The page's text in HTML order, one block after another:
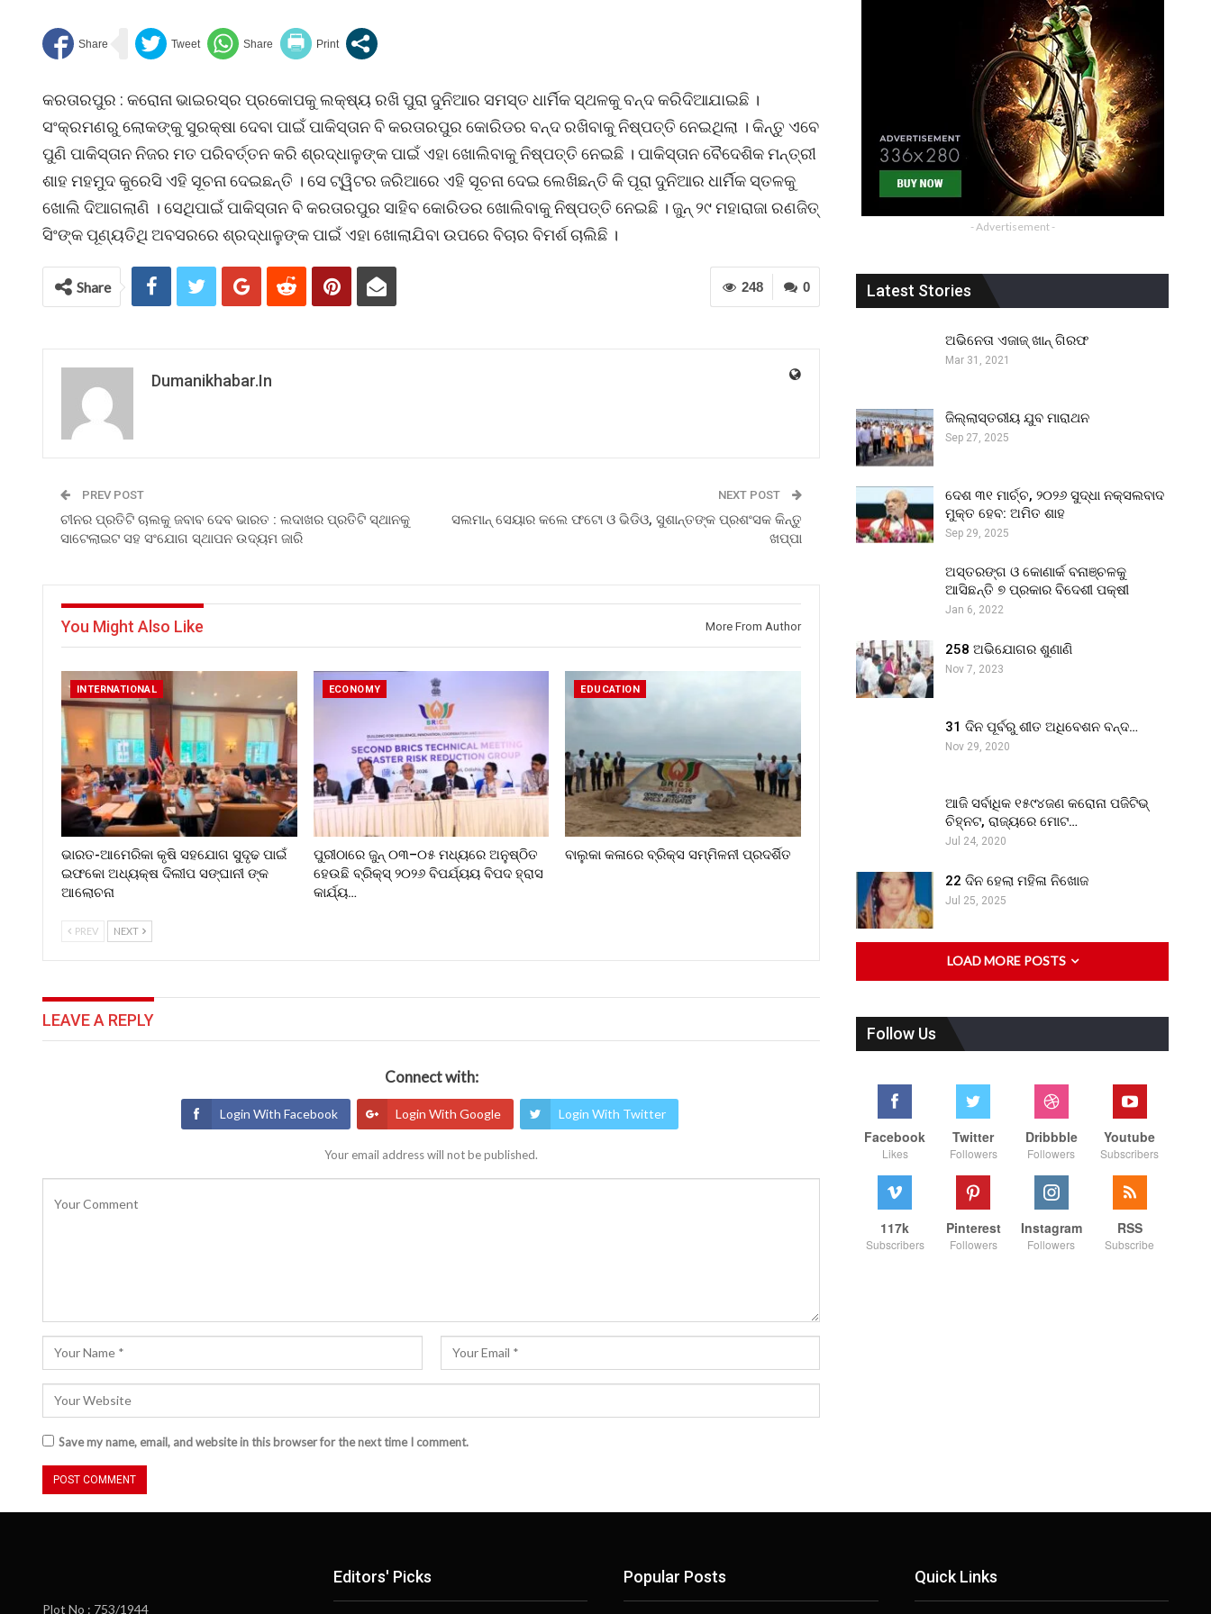
କରତାରପୁର : କରୋନା ଭାଇରସ୍ର ପ୍ରକୋପକୁ ଲକ୍ଷ୍ୟ ରଖି ପୁରା ଦୁନିଆର ସମସ୍ତ ଧାର୍ମିକ ସ୍ଥଳକୁ ବନ୍ଦ କରିଦିଆଯାଇଛି ।
ସଂକ୍ରମଣରୁ ଲୋକଙ୍କୁ ସୁରକ୍ଷା ଦେବା ପାଇଁ ପାକିସ୍ତାନ ବି କରତାରପୁର କୋରିଡର ବନ୍ଦ ରଖିବାକୁ ନିଷ୍ପତ୍ତି ନେଇଥିଲା । କିନ୍ତୁ ଏବେ
ପୁଣି ପାକିସ୍ତାନ ନିଜର ମତ ପରିବର୍ତ୍ତନ କରି ଶ୍ରଦ୍ଧାଳୁଙ୍କ ପାଇଁ ଏହା ଖୋଲିବାକୁ ନିଷ୍ପତ୍ତି ନେଇଛି । ପାକିସ୍ତାନ ବୈଦେଶିକ ମନ୍ତ୍ରୀ
ଶାହ ମହମୁଦ କୁରେସି ଏହି ସୂଚନା ଦେଇଛନ୍ତି । ସେ ଟ୍ୱିଟର ଜରିଆରେ ଏହି ସୂଚନା ଦେଇ ଲେଖିଛନ୍ତି କି ପୂରା ଦୁନିଆର ଧାର୍ମିକ ସ୍ତଳକୁ
ଖୋଲି ଦିଆଗଲାଣି । ସେଥିପାଇଁ ପାକିସ୍ତାନ ବି କରତାରପୁର ସାହିବ କୋରିଡର ଖୋଲିବାକୁ ନିଷ୍ପତ୍ତି ନେଇଛି । ଜୁନ୍ ୨୯ ମହାରାଜା ରଣଜିତ୍
ସିଂଙ୍କ ପୂଣ୍ୟତିଥି ଅବସରରେ ଶ୍ରଦ୍ଧାଳୁଙ୍କ ପାଇଁ ଏହା ଖୋଲାଯିବା ଉପରେ ବିଚାର ବିମର୍ଶ ଚାଲିଛି ।
0
248
Share
Dumanikhabar.in
PREV POST
ଚୀନର ପ୍ରତିଟି ଚାଲକୁ ଜବାବ ଦେବ ଭାରତ : ଲଦାଖର ପ୍ରତିଟି ସ୍ଥାନକୁ
ସାଟେଲାଇଟ ସହ ସଂଯୋଗ ସ୍ଥାପନ ଉଦ୍ୟମ ଜାରି
NEXT POST
ସଲମାନ୍ ସେୟାର କଲେ ଫଟୋ ଓ ଭିଡିଓ, ସୁଶାନ୍ତଙ୍କ ପ୍ରଶଂସକ କିନ୍ତୁ
ଖପ୍ପା
You Might Also Like More From Author
INTERNATIONAL
ଭାରତ-ଆମେରିକା କୃଷି ସହଯୋଗ ସୁଦୃଢ ପାଇଁ
ଇଫକୋ ଅଧ୍ୟକ୍ଷ ଦିଲୀପ ସଙ୍ଘାନୀ ଙ୍କ
ଆଲୋଚନା
ECONOMY
ପୁରୀଠାରେ ଜୁନ୍ ୦୩–୦୫ ମଧ୍ୟରେ ଅନୁଷ୍ଠିତ
ହେଉଛି ବ୍ରିକ୍ସ୍ ୨୦୨୬ ବିପର୍ଯ୍ୟୟ ବିପଦ ହ୍ରାସ
କାର୍ଯ୍ୟ…
EDUCATION
ବାଲୁକା କଳାରେ ବ୍ରିକ୍ସ ସମ୍ମିଳନୀ ପ୍ରଦର୍ଶିତ
PREV NEXT
LEAVE A REPLY
Connect with:
Login With Facebook Login With Google Login With Twitter
Your email address will not be published.
Save my name, email, and website in this browser for the next time I comment.
- Advertisement -
Latest Stories
ଅଭିନେତା ଏଜାଜ୍ ଖାନ୍ ଗିରଫ
Mar 31, 2021
ଜିଲ୍ଲାସ୍ତରୀୟ ଯୁବ ମାରାଥନ
Sep 27, 2025
ଦେଶ ୩୧ ମାର୍ଚ୍ଚ, ୨୦୨୬ ସୁଦ୍ଧା ନକ୍ସଲବାଦ
ମୁକ୍ତ ହେବ: ଅମିତ ଶାହ
Sep 29, 2025
ଅସ୍ତରଙ୍ଗ ଓ କୋଣାର୍କ ବନାଞ୍ଚଳକୁ
ଆସିଛନ୍ତି ୭ ପ୍ରକାର ବିଦେଶୀ ପକ୍ଷୀ
Jan 6, 2022
258 ଅଭିଯୋଗର ଶୁଣାଣି
Nov 7, 2023
31 ଦିନ ପୂର୍ବରୁ ଶୀତ ଅଧିବେଶନ ବନ୍ଦ…
Nov 29, 2020
ଆଜି ସର୍ବାଧିକ ୧୫୯୪ଜଣ କରୋନା ପଜିଟିଭ୍
ଚିହ୍ନଟ, ରାଜ୍ୟରେ ମୋଟ…
Jul 24, 2020
22 ଦିନ ହେଲା ମହିଳା ନିଖୋଜ
Jul 25, 2025
LOAD MORE POSTS
Follow Us
Facebook
Likes
Twitter
Followers
Dribbble
Followers
Youtube
Subscribers
117k
Subscribers
Pinterest
Followers
Instagram
Followers
RSS
Subscribe
Plot No : 753/1944
Editors' Picks Popular Posts Quick Links